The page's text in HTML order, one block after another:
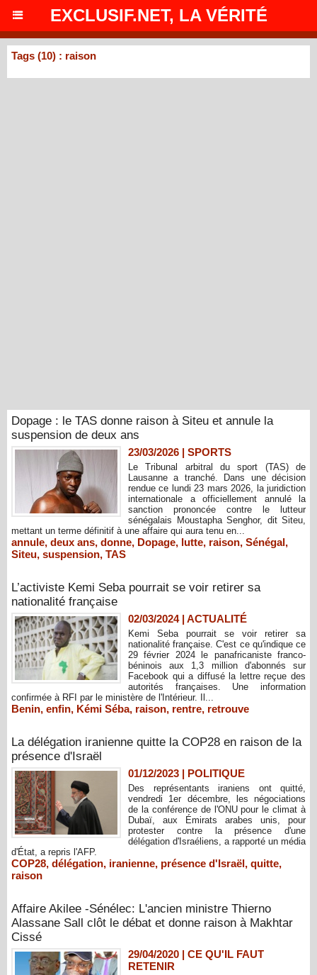
EXCLUSIF.NET, LA VÉRITÉ
Tags (10) : raison
Dopage : le TAS donne raison à Siteu et annule la
suspension de deux ans
23/03/2026 | SPORTS
Le Tribunal arbitral du sport (TAS) de
Lausanne a tranché. Dans une décision
rendue ce lundi 23 mars 2026, la juridiction
internationale a officiellement annulé la
sanction prononcée contre le lutteur
sénégalais Moustapha Senghor, dit Siteu,
mettant un terme définitif à une affaire qui aura tenu en...
annule, deux ans, donne, Dopage, lutte, raison, Sénégal,
Siteu, suspension, TAS
L’activiste Kemi Seba pourrait se voir retirer sa
nationalité française
02/03/2024| ACTUALITÉ
Kemi Seba pourrait se voir retirer sa
nationalité française. C'est ce qu'indique ce
29 février 2024 le panafricaniste franco-
béninois aux 1,3 million d'abonnés sur
Facebook qui a diffusé la lettre reçue des
autorités françaises. Une information
confirmée à RFI par le ministère de l'Intérieur. Il...
Benin, enfin, Kémi Séba, raison, rentre, retrouve
La délégation iranienne quitte la COP28 en raison de la
présence d'Israël
01/12/2023 | POLITIQUE
Des représentants iraniens ont quitté,
vendredi 1er décembre, les négociations
de la conférence de l'ONU pour le climat à
Dubaï, aux Émirats arabes unis, pour
protester contre la présence d'une
délégation d'Israéliens, a rapporté un média
d'État, a repris l'AFP.
COP28, délégation, iranienne, présence d'Israël, quitte,
raison
Affaire Akilee -Sénélec: L'ancien ministre Thierno
Alassane Sall clôt le débat et donne raison à Makhtar
Cissé
29/04/2020 | CE QU'IL FAUT
RETENIR